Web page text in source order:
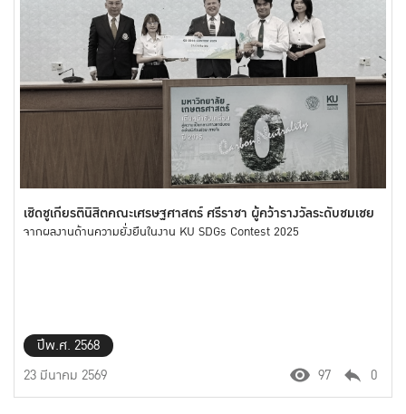
เชิดชูเกียรตินิสิตคณะเศรษฐศาสตร์ ศรีราชา ผู้คว้ารางวัลระดับชมเชย
จากผลงานด้านความยั่งยืนในงาน KU SDGs Contest 2025
ปีพ.ศ. 2568
23 มีนาคม 2569
97 0